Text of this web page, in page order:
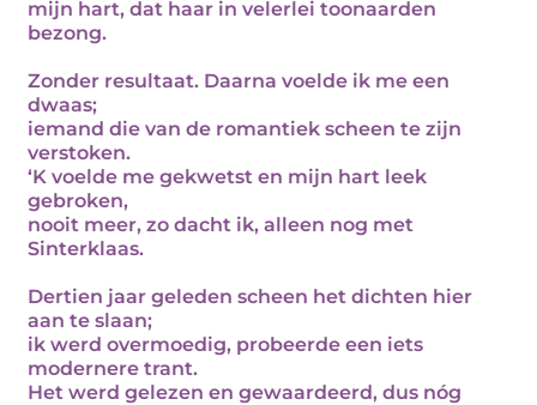
mijn hart, dat haar in velerlei toonaarden
bezong.
Zonder resultaat. Daarna voelde ik me een
dwaas;
iemand die van de romantiek scheen te zijn
verstoken.
‘K voelde me gekwetst en mijn hart leek
gebroken,
nooit meer, zo dacht ik, alleen nog met
Sinterklaas.
Dertien jaar geleden scheen het dichten hier
aan te slaan;
ik werd overmoedig, probeerde een iets
modernere trant.
Het werd gelezen en gewaardeerd, dus nóg